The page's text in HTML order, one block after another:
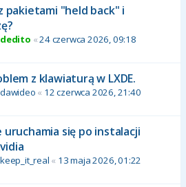
pakietami "held back" i
dedito «24 czerwca 2026, 09:18
z klawiaturą w LXDE.
dawideo « 12 czerwca 2026, 21:40
uruchamia się po instalacji
keep_it_real « 13 maja 2026, 01:22